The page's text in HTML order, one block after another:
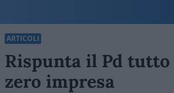
ARTICOLI
Rispunta il Pd tutto
zero impresa